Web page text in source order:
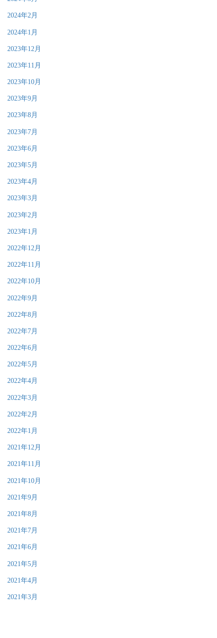
2024年2月
2024年1月
2023年12月
2023年11月
2023年10月
2023年9月
2023年8月
2023年7月
2023年6月
2023年5月
2023年4月
2023年3月
2023年2月
2023年1月
2022年12月
2022年11月
2022年10月
2022年9月
2022年8月
2022年7月
2022年6月
2022年5月
2022年4月
2022年3月
2022年2月
2022年1月
2021年12月
2021年11月
2021年10月
2021年9月
2021年8月
2021年7月
2021年6月
2021年5月
2021年4月
2021年3月